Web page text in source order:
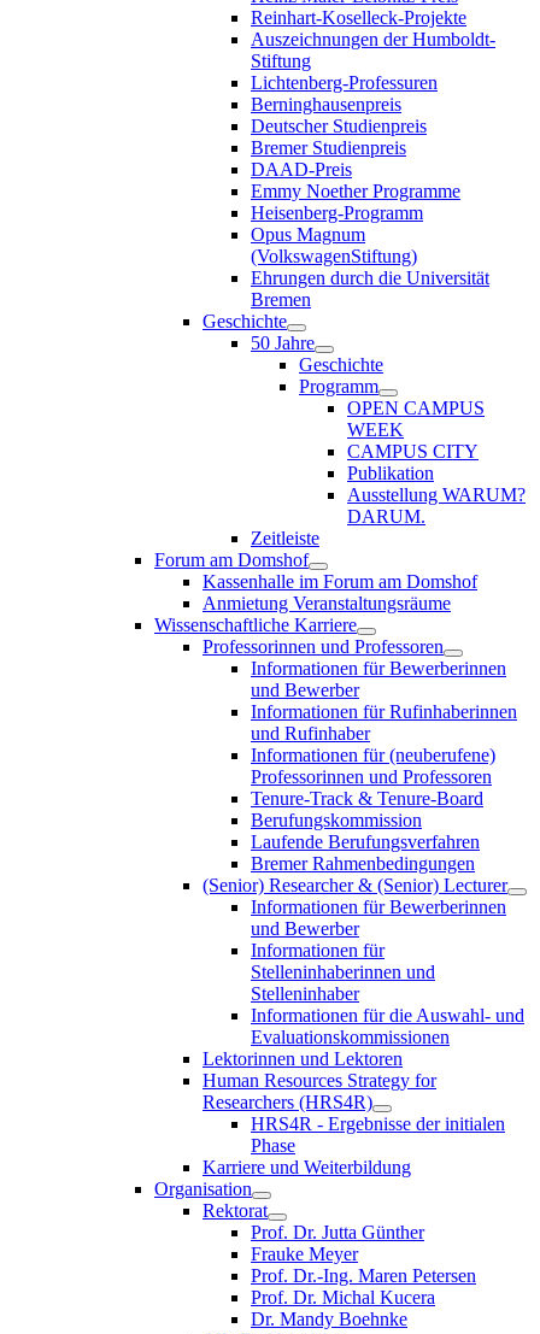
Reinhart-Koselleck-Projekte
Auszeichnungen der Humboldt-
Stiftung
Lichtenberg-Professuren
Berninghausenpreis
Deutscher Studienpreis
Bremer Studienpreis
DAAD-Preis
Emmy Noether Programme
Heisenberg-Programm
Opus Magnum
(VolkswagenStiftung)
Ehrungen durch die Universität
Bremen
Geschichte
50 Jahre
Geschichte
Programm
OPEN CAMPUS
WEEK
CAMPUS CITY
Publikation
Ausstellung WARUM?
DARUM.
Zeitleiste
Forum am Domshof
Kassenhalle im Forum am Domshof
Anmietung Veranstaltungsräume
Wissenschaftliche Karriere
Professorinnen und Professoren
Informationen für Bewerberinnen
und Bewerber
Informationen für Rufinhaberinnen
und Rufinhaber
Informationen für (neuberufene)
Professorinnen und Professoren
Tenure-Track & Tenure-Board
Berufungskommission
Laufende Berufungsverfahren
Bremer Rahmenbedingungen
(Senior) Researcher & (Senior) Lecturer
Informationen für Bewerberinnen
und Bewerber
Informationen für
Stelleninhaberinnen und
Stelleninhaber
Informationen für die Auswahl- und
Evaluationskommissionen
Lektorinnen und Lektoren
Human Resources Strategy for
Researchers (HRS4R)
HRS4R - Ergebnisse der initialen
Phase
Karriere und Weiterbildung
Organisation
Rektorat
Prof. Dr. Jutta Günther
Frauke Meyer
Prof. Dr.-Ing. Maren Petersen
Prof. Dr. Michal Kucera
Dr. Mandy Boehnke